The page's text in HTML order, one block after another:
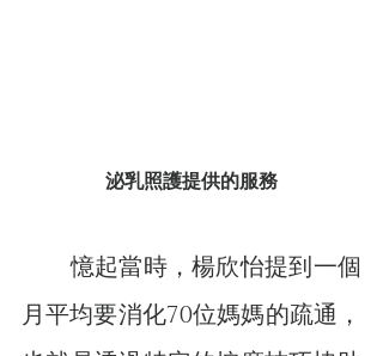
泌乳照護提供的服務
憶起當時，楊欣怡提到一個
月平均要消化70位媽媽的疏通，